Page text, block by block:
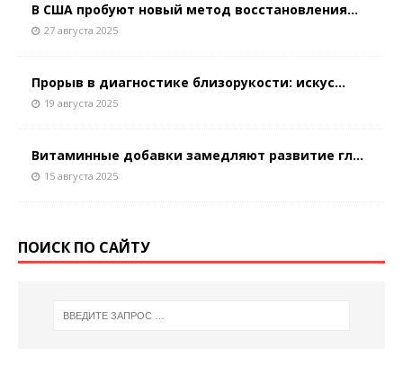
В США пробуют новый метод восстановления...
27 августа 2025
Прорыв в диагностике близорукости: искус...
19 августа 2025
Витаминные добавки замедляют развитие гл...
15 августа 2025
ПОИСК ПО САЙТУ